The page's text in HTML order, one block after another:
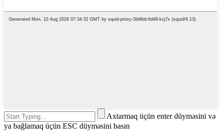
Axtarmaq üçün enter düyməsini və
ya bağlamaq üçün ESC düyməsini basın